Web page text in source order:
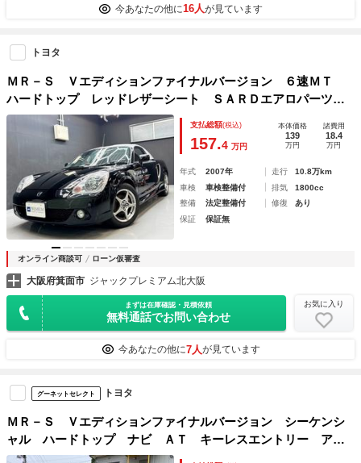
今あなたの他に16人が見ています
トヨタ
ＭＲ－Ｓ Ｖエディションファイナルバージョン ６速ＭＴ
ハードトップ レッドレザーシート ＳＡＲＤエアロパーツ
（サイド・リア） クラリオンＳＤナビ フルセグＴＶ バッ
クカメラ ブルートゥース ＣＤ ＤＶＤ ＥＴＣ 純正１５
支払総額(税込)
157.4 万円
本体価格
139
万円
諸費用
18.4
万円
年式 2007年 走行
10.8万km
車検
車検整備付 排気
1800cc
整備
法定整備付 修復
あり
保証
保証無
オンライン商談可 ローン仮審査
大阪府箕面市 ジャックプレミアム北大阪
まずは在庫確認・見積依頼
無料通話でお問い合わせ
お気に入り
今あなたの他に7人が見ています
グーネットセレクト トヨタ
ＭＲ－Ｓ Ｖエディションファイナルバージョン シーケンシ
ャル ハードトップ ナビ ＡＴ キーレスエントリー アル
ミホイール 革シート 衝突安全ボディ ＡＢＳ ＣＤ ＤＶ